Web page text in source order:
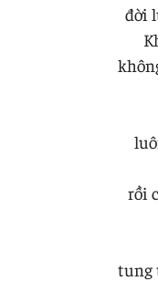
đời
rồi
tung